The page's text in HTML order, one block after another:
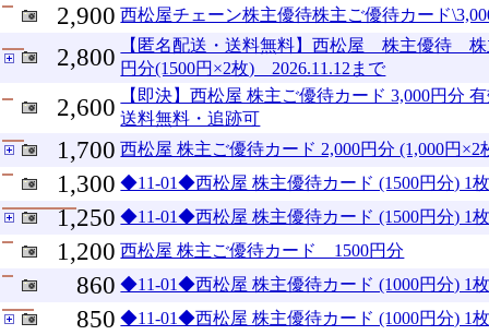
2,900 西松屋チェーン株主優待株主ご優待カード
2,800
【匿名配送・送料無料】西松屋 株主優待
円分(1500円×2枚) 2026.11.12まで
2,600
【即決】西松屋 株主ご優待カード 3,000円分
送料無料・追跡可
1,700 西松屋 株主ご優待カード 2,000円分 (1,000円×2
1,300 ◆11-01◆西松屋 株主優待カード (1500円分) 1
1,250 ◆11-01◆西松屋 株主優待カード (1500円分) 1
1,200 西松屋 株主ご優待カード 1500円分
860 ◆11-01◆西松屋 株主優待カード (1000円分) 1
850 ◆11-01◆西松屋 株主優待カード (1000円分) 1